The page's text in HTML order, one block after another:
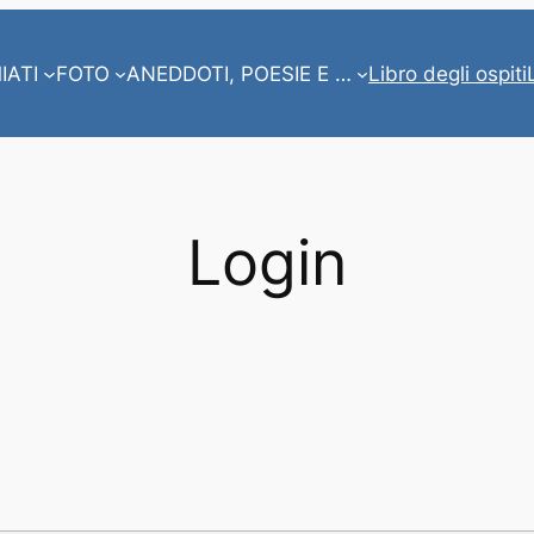
FOTO ANEDDOTI, POESIE E … Libro degli ospiti
Login